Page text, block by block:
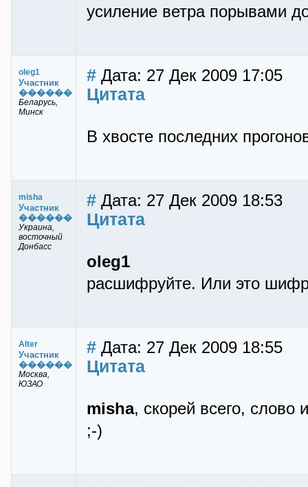
усиление ветра порывами
oleg1
Участник
������
Беларусь,
Минск
# Дата: 27 Дек 2009 17:05
Цитата
В хвосте последних
misha
Участник
������
Украина,
восточный
Донбасс
# Дата: 27 Дек 2009 18:53
Цитата
oleg1
расшифруйте. Или это
Alter
Участник
������
Москва,
ЮЗАО
# Дата: 27 Дек 2009 18:55
Цитата
misha, скорей всего, слово
;-)